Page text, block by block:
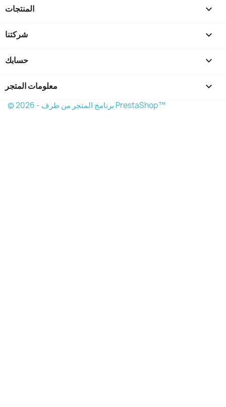
المنتجات 
شركتنا 
حسابك 
معلومات المتجر keyboard_arrow_down
© 2026 - برنامج المتجر من طرف PrestaShop™